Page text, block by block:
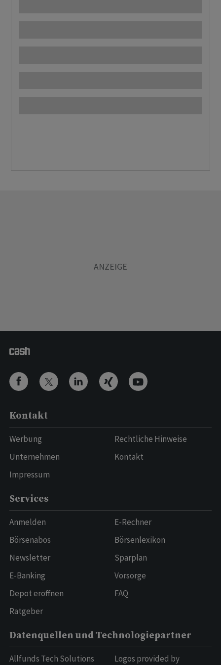
Kontakt
Werbung
Unternehmen
Impressum
Rechtliche Hinweise
Kontakt
Services
Anmelden
Börsenabos
Newsletter
E-Banking
Depot eröffnen
Ratgeber
E-Rechner
Börsenlexikon
Sparplan
Vorsorge
FAQ
Datenquellen und Technologiepartner
Allfunds Tech Solutions
Logos provided by